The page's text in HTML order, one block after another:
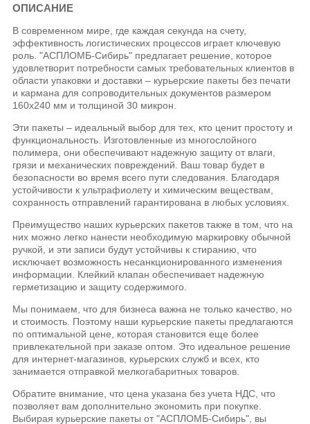
ОПИСАНИЕ
В современном мире, где каждая секунда на счету,
эффективность логистических процессов играет ключевую
роль. "АСПЛОМБ-Сибирь" предлагает решение, которое
удовлетворит потребности самых требовательных клиентов в
области упаковки и доставки – курьерские пакеты без печати
и кармана для сопроводительных документов размером
160х240 мм и толщиной 30 микрон.
Эти пакеты – идеальный выбор для тех, кто ценит простоту и
функциональность. Изготовленные из многослойного
полимера, они обеспечивают надежную защиту от влаги,
грязи и механических повреждений. Ваш товар будет в
безопасности во время всего пути следования. Благодаря
устойчивости к ультрафиолету и химическим веществам,
сохранность отправлений гарантирована в любых условиях.
Преимущество наших курьерских пакетов также в том, что на
них можно легко нанести необходимую маркировку обычной
ручкой, и эти записи будут устойчивы к стиранию, что
исключает возможность несанкционированного изменения
информации. Клейкий клапан обеспечивает надежную
герметизацию и защиту содержимого.
Мы понимаем, что для бизнеса важна не только качество, но
и стоимость. Поэтому наши курьерские пакеты предлагаются
по оптимальной цене, которая становится еще более
привлекательной при заказе оптом. Это идеальное решение
для интернет-магазинов, курьерских служб и всех, кто
занимается отправкой мелкогабаритных товаров.
Обратите внимание, что цена указана без учета НДС, что
позволяет вам дополнительно экономить при покупке.
Выбирая курьерские пакеты от "АСПЛОМБ-Сибирь", вы